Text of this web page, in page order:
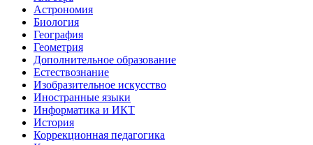
Астрономия
Биология
География
Геометрия
Дополнительное образование
Естествознание
Изобразительное искусство
Иностранные языки
Информатика и ИКТ
История
Коррекционная педагогика